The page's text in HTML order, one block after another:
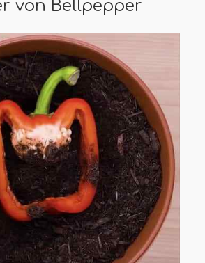
von Bellpepper